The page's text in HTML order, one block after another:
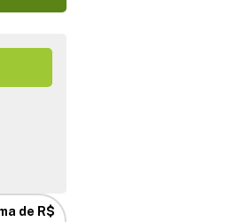
de R$